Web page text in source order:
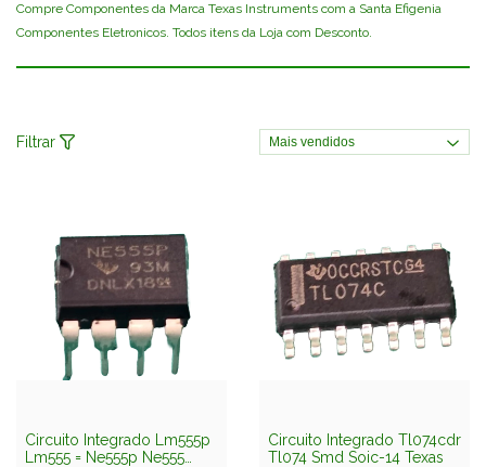
Compre Componentes da Marca Texas Instruments com a Santa Efigenia
Componentes Eletronicos. Todos itens da Loja com Desconto.
Filtrar
Circuito Integrado Lm555p
Lm555 = Ne555p Ne555
Circuito Integrado Tl074cdr
Tl074 Smd Soic-14 Texas